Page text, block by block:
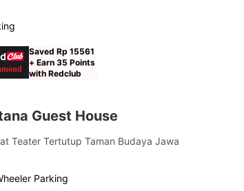
Saved Rp 15561
+ Earn 35 Points
with Redclub
Guest House
Teater Tertutup Taman Budaya Jawa
Parking